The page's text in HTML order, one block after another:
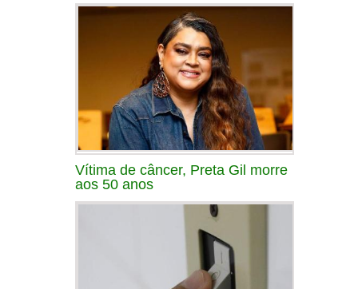
Vítima de câncer, Preta Gil morre
aos 50 anos